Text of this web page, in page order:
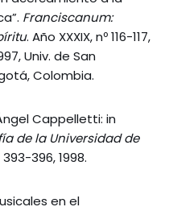
Franciscanum:
. Año XXXIX, nº 116-117,
Univ. de San
Colombia.
Cappelletti: in
de la Universidad de
396, 1998.
en el